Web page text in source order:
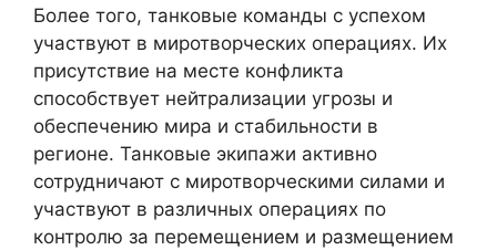
Более того, танковые команды с успехом
участвуют в миротворческих операциях. Их
присутствие на месте конфликта
способствует нейтрализации угрозы и
обеспечению мира и стабильности в
регионе. Танковые экипажи активно
сотрудничают с миротворческими силами и
участвуют в различных операциях по
контролю за перемещением и размещением